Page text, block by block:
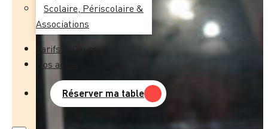
Scolaire, Périscolaire &
Associations
Tarifs & Cours
Nos actus
Réserver ma table